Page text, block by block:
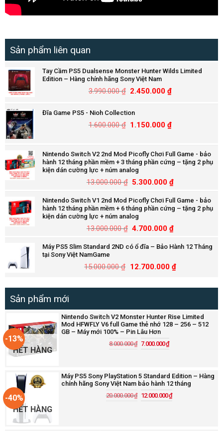
Sản phẩm liên quan
Tay Cầm PS5 Dualsense Monster Hunter Wilds Limited
Edition – Hàng chính hãng Sony Việt Nam
3.990.000₫ 2.450.000₫
Đĩa Game PS5 - Nioh Collection
1.600.000₫ 1.150.000₫
Nintendo Switch V2 2nd Mod Picofly Chơi Full Game - bảo
hành 12 tháng phần mềm + 3 tháng phần cứng – tặng 2 phụ
kiện dán cường lực + núm analog
13.000.000₫ 5.300.000₫
Nintendo Switch V1 2nd Mod Picofly Chơi Full Game - bảo
hành 12 tháng phần mềm + 6 tháng phần cứng – tặng 2 phụ
kiện dán cường lực + núm analog
13.000.000₫ 4.700.000₫
Máy PS5 Slim Standard 2ND có ổ đĩa – Bảo Hành 12 Tháng
tại Sony Việt NamGame
15.000.000₫ 12.700.000 ₫
Sản phẩm mới
-13%
HẾT HÀNG
Nintendo Switch V2 Monster Hunter Rise Limited
Mod HFWFLY V6 full Game thẻ nhớ 128 – 256 – 512
GB – Máy mới 100% – Pin Lâu Hơn
8.000.000₫ 7.000.000₫
-40%
HẾT HÀNG
Máy PS5 Sony PlayStation 5 Standard Edition – Hàng
chính hãng Sony Việt Nam bảo hành 12 tháng
20.000.000₫ 12.000.000₫